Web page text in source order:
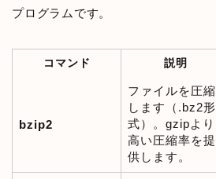
プログラムです。
コマンド 説明
bzip2
ファイルを圧縮
します（.bz2形
式）。gzipより
高い圧縮率を提
供します。